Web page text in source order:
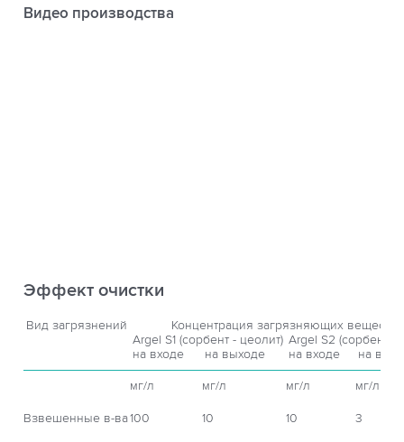
Видео производства
Эффект очистки
Вид загрязнений
Концентрация загрязняющих веществ
Argel S1 (сорбент - цеолит) Argel S2 (сорбент -
на входе
на выходе на входе на
мг/л мг/л мг/л мг/л
Взвешенные в-ва100 10 10 3